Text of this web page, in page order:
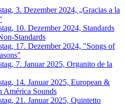
3. Dezember 2024, „Gracias a la
10. Dezember 2024, Standards
Standards
17. Dezember 2024, "Songs of
7. Januar 2025, Organito de la
14. Januar 2025, European &
América Sounds
21. Januar 2025, Quintetto